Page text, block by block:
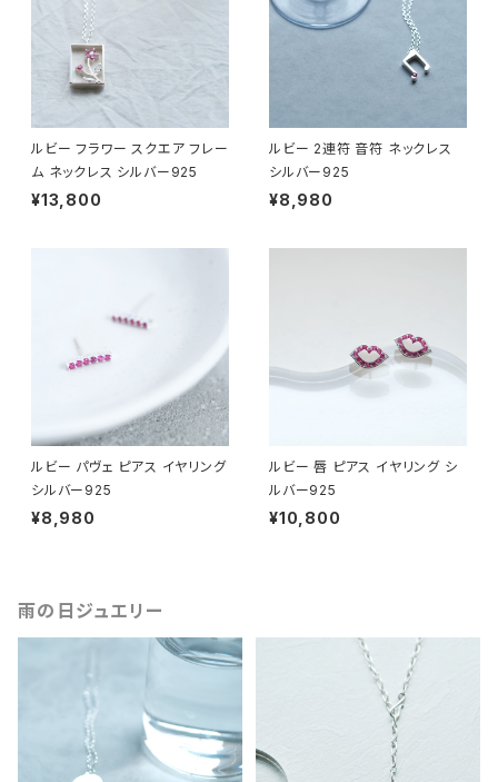
ルビー フラワー スクエア フレー
ム ネックレス シルバー925
¥13,800
ルビー 2連符 音符 ネックレス
シルバー925
¥8,980
ルビー パヴェ ピアス イヤリング
シルバー925
¥8,980
ルビー 唇 ピアス イヤリング シ
ルバー925
¥10,800
雨の日ジュエリー